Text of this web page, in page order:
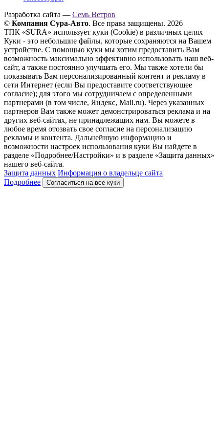
Разработка сайта — Семь Ветров
© Компания Сура-Авто. Все права защищены. 2026
ТПК «SURA» использует куки (Cookie) в различных целях
Куки - это небольшие файлы, которые сохраняются на Вашем
устройстве. С помощью куки мы хотим предоставить Вам
возможность максимально эффективно использовать наш веб-
сайт, а также постоянно улучшать его. Мы также хотели бы
показывать Вам персонализированный контент и рекламу в
сети Интернет (если Вы предоставите соответствующее
согласие); для этого мы сотрудничаем с определенными
партнерами (в том числе, Яндекс, Mail.ru). Через указанных
партнеров Вам также может демонстрироваться реклама и на
других веб-сайтах, не принадлежащих нам. Вы можете в
любое время отозвать свое согласие на персонализацию
рекламы и контента. Дальнейшую информацию и
возможности настроек использования куки Вы найдете в
разделе «Подробнее/Настройки» и в разделе «Защита данных»
нашего веб-сайта.
Защита данных Информация о владельце сайта
Подробнее
Согласиться на все куки